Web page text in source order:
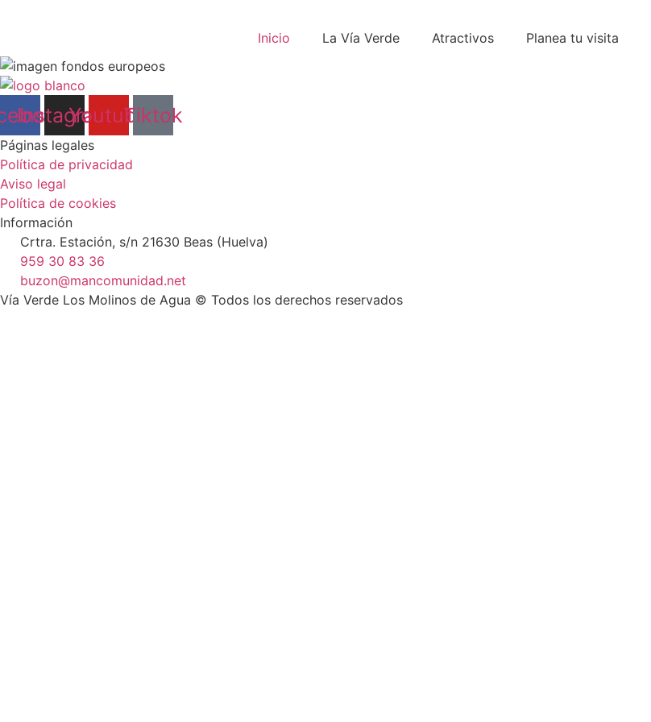
Inicio La Vía Verde Atractivos Planea tu visita
Instagram
YoutubeTiktok
Páginas legales
Política de privacidad
Aviso legal
Política de cookies
Información
Crtra. Estación, s/n 21630 Beas (Huelva)
959 30 83 36
buzon@mancomunidad.net
Vía Verde Los Molinos de Agua © Todos los derechos reservados